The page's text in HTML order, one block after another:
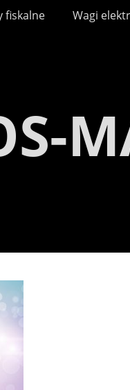
fiskalne Wagi